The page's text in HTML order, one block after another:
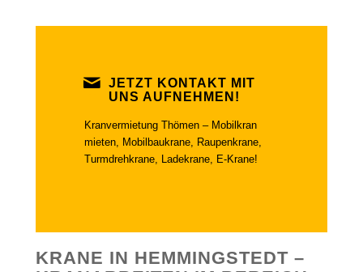
JETZT KONTAKT MIT
UNS AUFNEHMEN!
Kranvermietung Thömen – Mobilkran
mieten, Mobilbaukrane, Raupenkrane,
Turmdrehkrane, Ladekrane, E-Krane!
KRANE IN HEMMINGSTEDT –